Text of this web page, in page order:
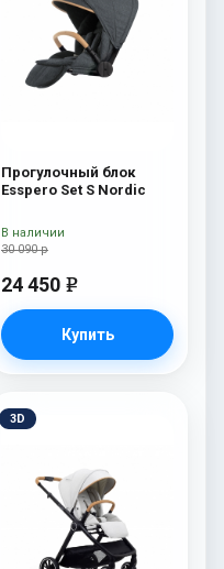
Прогулочный блок
Esspero Set S Nordic
30 090 р
24 450 e
Купить
В наличии
3D